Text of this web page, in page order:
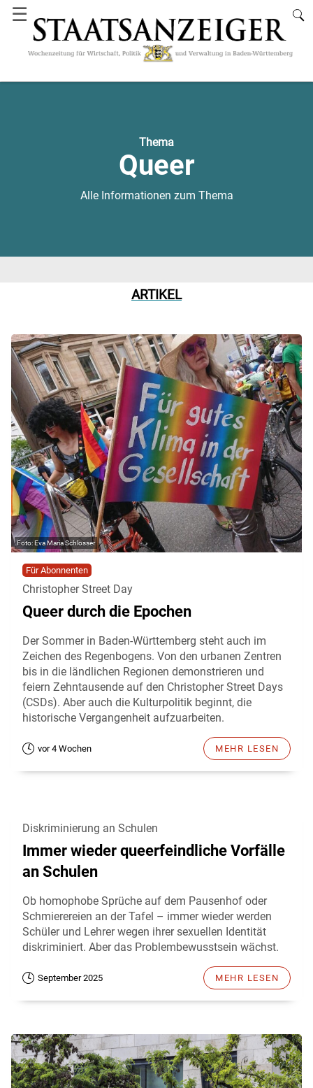
☰
Thema
Queer
Alle Informationen zum Thema
ARTIKEL
Eva Maria Schlosser
Für Abonnenten
Christopher Street Day
Queer durch die Epochen
Der Sommer in Baden-Württemberg steht auch im
Zeichen des Regenbogens. Von den urbanen Zentren
bis in die ländlichen Regionen demonstrieren und
feiern Zehntausende auf den Christopher Street Days
(CSDs). Aber auch die Kulturpolitik beginnt, die
historische Vergangenheit aufzuarbeiten.
vor 4 Wochen MEHR LESEN
Diskriminierung an Schulen
Immer wieder queerfeindliche Vorfälle
an Schulen
Ob homophobe Sprüche auf dem Pausenhof oder
Schmierereien an der Tafel – immer wieder werden
Schüler und Lehrer wegen ihrer sexuellen Identität
diskriminiert. Aber das Problembewusstsein wächst.
September 2025 MEHR LESEN